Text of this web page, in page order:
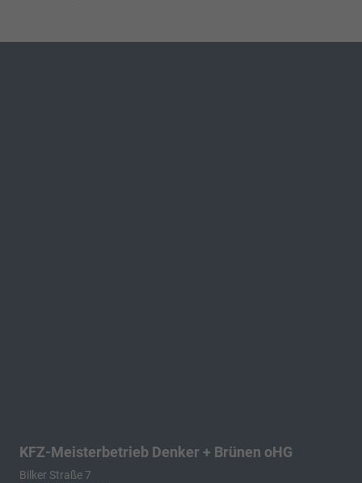
KFZ-Meisterbetrieb Denker + Brünen oHG
Bilker Straße 7